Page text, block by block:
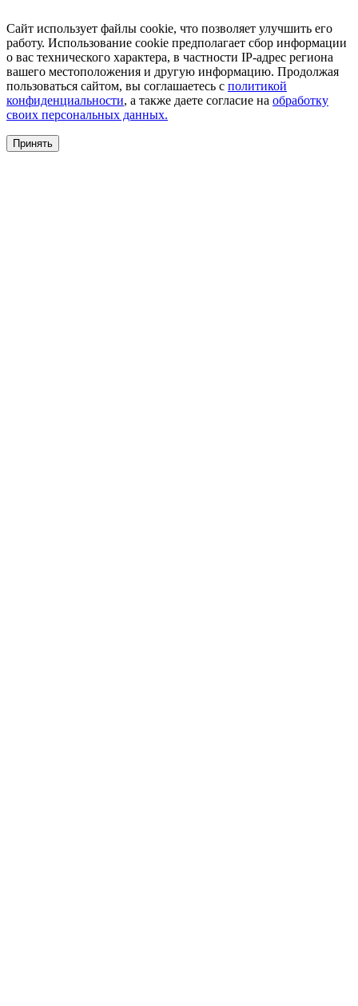
Сайт использует файлы cookie, что позволяет улучшить его
работу. Использование cookie предполагает сбор информации
о вас технического характера, в частности IP-адрес региона
вашего местоположения и другую информацию. Продолжая
пользоваться сайтом, вы соглашаетесь с политикой
конфиденциальности, а также даете согласие на обработку
своих персональных данных.
Принять